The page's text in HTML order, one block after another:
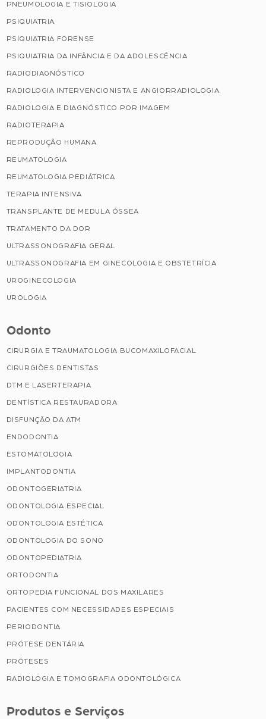
PNEUMOLOGIA E TISIOLOGIA
PSIQUIATRIA
PSIQUIATRIA FORENSE
PSIQUIATRIA DA INFÂNCIA E DA ADOLESCÊNCIA
RADIODIAGNÓSTICO
RADIOLOGIA INTERVENCIONISTA E ANGIORRADIOLOGIA
RADIOLOGIA E DIAGNÓSTICO POR IMAGEM
RADIOTERAPIA
REPRODUÇÃO HUMANA
REUMATOLOGIA
REUMATOLOGIA PEDIÁTRICA
TERAPIA INTENSIVA
TRANSPLANTE DE MEDULA ÓSSEA
TRATAMENTO DA DOR
ULTRASSONOGRAFIA GERAL
ULTRASSONOGRAFIA EM GINECOLOGIA E OBSTETRÍCIA
UROGINECOLOGIA
UROLOGIA
Odonto
CIRURGIA E TRAUMATOLOGIA BUCOMAXILOFACIAL
CIRURGIÕES DENTISTAS
DTM E LASERTERAPIA
DENTÍSTICA RESTAURADORA
DISFUNÇÃO DA ATM
ENDODONTIA
ESTOMATOLOGIA
IMPLANTODONTIA
ODONTOGERIATRIA
ODONTOLOGIA ESPECIAL
ODONTOLOGIA ESTÉTICA
ODONTOLOGIA DO SONO
ODONTOPEDIATRIA
ORTODONTIA
ORTOPEDIA FUNCIONAL DOS MAXILARES
PACIENTES COM NECESSIDADES ESPECIAIS
PERIODONTIA
PRÓTESE DENTÁRIA
PRÓTESES
RADIOLOGIA E TOMOGRAFIA ODONTOLÓGICA
Produtos e Serviços